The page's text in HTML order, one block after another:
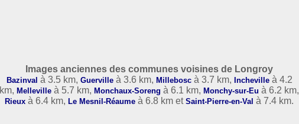
Images anciennes des communes voisines de Longroy
Bazinval à 3.5 km, Guervilleà 3.6 km, Milleboscà 3.7 km, Inchevilleà 4.2
km, Melleville à 5.7 km, Monchaux-Soreng à 6.1 km, Monchy-sur-Eu à 6.2 km,
Rieux à 6.4 km, Le Mesnil-Réaume à 6.8 km et Saint-Pierre-en-Val à 7.4 km.